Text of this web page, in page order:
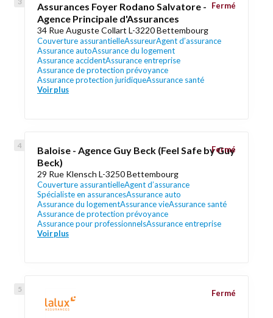
Assurances Foyer Rodano Salvatore -
Agence Principale d'Assurances
34 Rue Auguste Collart L-3220 Bettembourg
Couverture assurantielleAssureurAgent d’assurance
Assurance autoAssurance du logement
Assurance accidentAssurance entreprise
Assurance de protection prévoyance
Assurance protection juridiqueAssurance santé
Voir plus
Fermé
Baloise - Agence Guy Beck (Feel Safe by Guy
Beck)
29 Rue Klensch L-3250 Bettembourg
Couverture assurantielleAgent d’assurance
Spécialiste en assurancesAssurance auto
Assurance du logementAssurance vieAssurance santé
Assurance de protection prévoyance
Assurance pour professionnelsAssurance entreprise
Voir plus
Fermé
Fermé